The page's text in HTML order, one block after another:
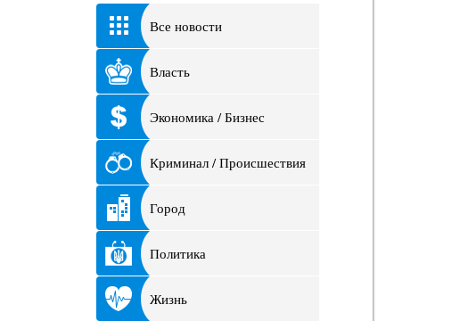
Все новости
Власть
Экономика / Бизнес
Криминал / Происшествия
Город
Политика
Жизнь